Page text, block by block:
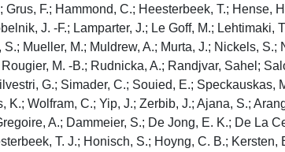
F.; Hammond, C.; Heesterbeek, T.; Hense,
J. -F.; Lamparter, J.; Le Goff, M.; Lehtimaki,
Mueller, M.; Muldrew, A.; Murta, J.; Nickels, S.;
M. -B.; Rudnicka, A.; Randjvar, Sahel;
G.; Simader, C.; Souied, E.; Speckauskas,
Wolfram, C.; Yip, J.; Zerbib, J.; Ajana, S.;
A.; Dammeier, S.; De Jong, E. K.; De La
T. J.; Honisch, S.; Hoyng, C. B.;